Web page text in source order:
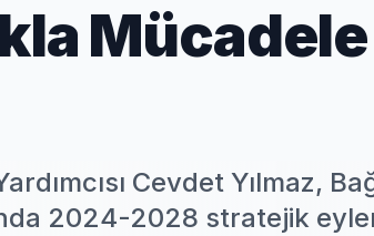
Cevdet Yılmaz,
2024-2028 stratejik eylem